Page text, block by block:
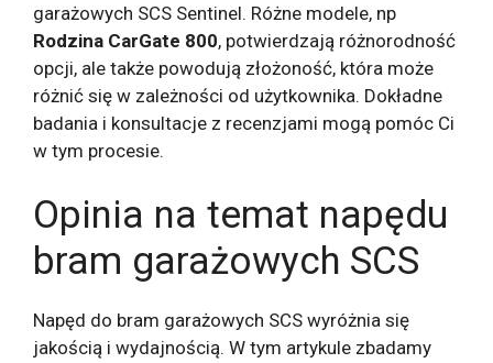
garażowych SCS Sentinel. Różne modele, np
Rodzina CarGate 800, potwierdzają różnorodność
opcji, ale także powodują złożoność, która może
różnić się w zależności od użytkownika. Dokładne
badania i konsultacje z recenzjami mogą pomóc Ci
w tym procesie.
Opinia na temat napędu
bram garażowych SCS
Napęd do bram garażowych SCS wyróżnia się
jakością i wydajnością. W tym artykule zbadamy